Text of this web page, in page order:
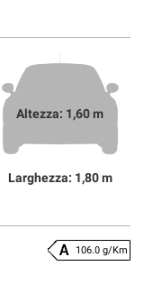
Altezza: 1,60 m
Larghezza: 1,80 m
106.0 g/Km